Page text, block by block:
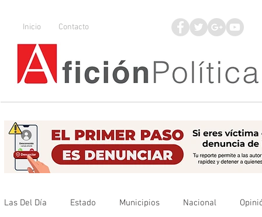
Inicio Contacto
Las Del Día Estado Municipios Nacional